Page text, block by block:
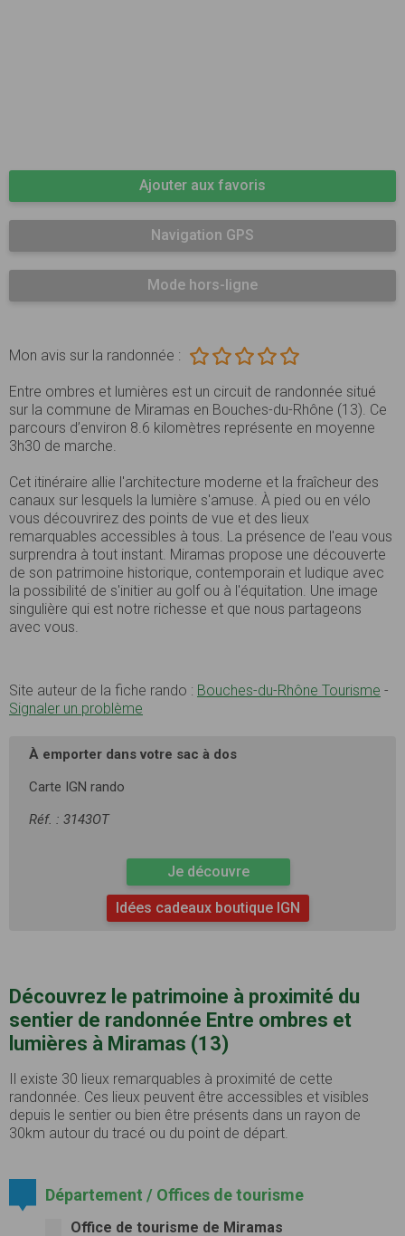
Ajouter aux favoris
Navigation GPS
Mode hors-ligne
Mon avis sur la randonnée :
Entre ombres et lumières est un circuit de randonnée situé
sur la commune de Miramas en Bouches-du-Rhône (13). Ce
parcours d’environ 8.6 kilomètres représente en moyenne
3h30 de marche.
Cet itinéraire allie l'architecture moderne et la fraîcheur des
canaux sur lesquels la lumière s'amuse. À pied ou en vélo
vous découvrirez des points de vue et des lieux
remarquables accessibles à tous. La présence de l'eau vous
surprendra à tout instant. Miramas propose une découverte
de son patrimoine historique, contemporain et ludique avec
la possibilité de s'initier au golf ou à l'équitation. Une image
singulière qui est notre richesse et que nous partageons
avec vous.
Site auteur de la fiche rando : Bouches-du-Rhône Tourisme -
Signaler un problème
À emporter dans votre sac à dos
Carte IGN rando
Réf. : 3143OT
Je découvre
Idées cadeaux boutique IGN
Découvrez le patrimoine à proximité du
sentier de randonnée Entre ombres et
lumières à Miramas (13)
Il existe 30 lieux remarquables à proximité de cette
randonnée. Ces lieux peuvent être accessibles et visibles
depuis le sentier ou bien être présents dans un rayon de
30km autour du tracé ou du point de départ.
Département / Offices de tourisme
Office de tourisme de Miramas